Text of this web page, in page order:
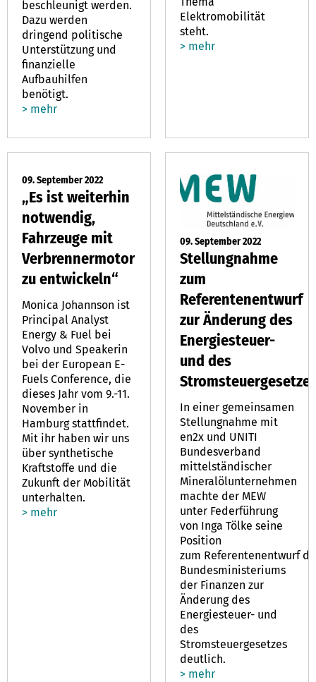
beschleunigt werden.
Dazu werden
dringend politische
Unterstützung und
finanzielle
Aufbauhilfen
benötigt.
> mehr
Elektromobilität
steht.
> mehr
09. September 2022
„Es ist weiterhin
notwendig,
Fahrzeuge mit
Verbrennermotor
zu entwickeln“
Monica Johannson ist
Principal Analyst
Energy & Fuel bei
Volvo und Speakerin
bei der European E-
Fuels Conference, die
dieses Jahr vom 9.-11.
November in
Hamburg stattfindet.
Mit ihr haben wir uns
über synthetische
Kraftstoffe und die
Zukunft der Mobilität
unterhalten.
> mehr
09. September 2022
Stellungnahme
zum
Referentenentwurf
zur Änderung des
Energiesteuer-
und des
In einer gemeinsamen
Stellungnahme mit
en2x und UNITI
Bundesverband
mittelständischer
Mineralölunternehmen
machte der MEW
unter Federführung
von Inga Tölke seine
Position
zum Referentenentwurf
Bundesministeriums
der Finanzen zur
Änderung des
Energiesteuer- und
des
Stromsteuergesetzes
deutlich.
> mehr